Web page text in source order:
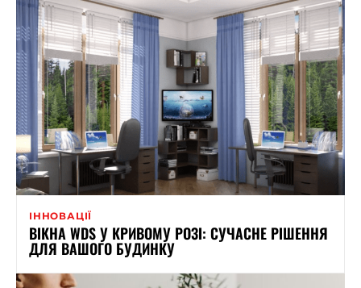
ІННОВАЦІЇ
ВІКНА WDS У КРИВОМУ РОЗІ: СУЧАСНЕ РІШЕННЯ
ДЛЯ ВАШОГО БУДИНКУ